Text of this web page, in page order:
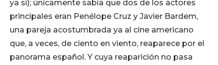
ya sí); únicamente sabía que dos de los actores
principales eran Penélope Cruz y Javier Bardem,
una pareja acostumbrada ya al cine americano
que, a veces, de ciento en viento, reaparece por el
panorama español. Y cuya reaparición no pasa